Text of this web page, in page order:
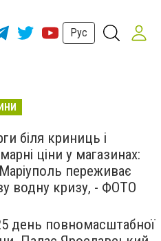
Рус
біля криниць і
ціни у магазинах:
переживає
водну кризу, - ФОТО
день повномасштабної